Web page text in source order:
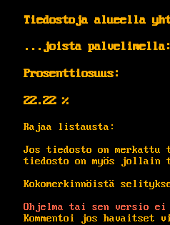
Tiedostoja alueella
...joista
Prosenttiosuus:
22.22 %
Rajaa listausta:
Jos tiedosto on merkattu
tiedosto on myös jollain
Kokomerkinnöistä
Ohjelma tai sen versio ei
Kommentoi jos havaitset